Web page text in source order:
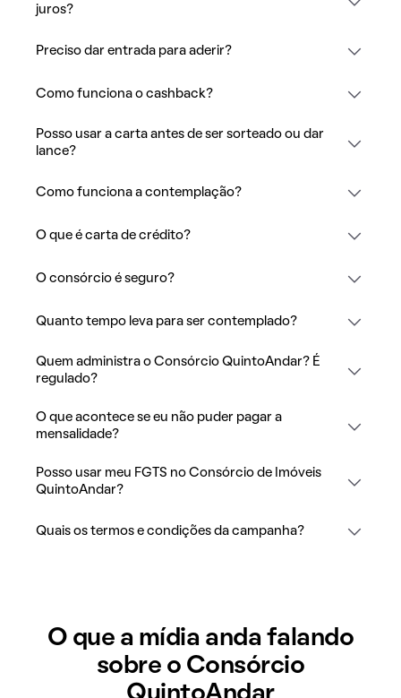
juros?
Preciso dar entrada para aderir?
Como funciona o cashback?
Posso usar a carta antes de ser sorteado ou dar
lance?
Como funciona a contemplação?
O que é carta de crédito?
O consórcio é seguro?
Quanto tempo leva para ser contemplado?
Quem administra o Consórcio QuintoAndar? É
regulado?
O que acontece se eu não puder pagar a
mensalidade?
Posso usar meu FGTS no Consórcio de Imóveis
QuintoAndar?
Quais os termos e condições da campanha?
O que a mídia anda falando
sobre o Consórcio